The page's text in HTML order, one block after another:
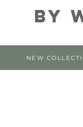
By
NEW